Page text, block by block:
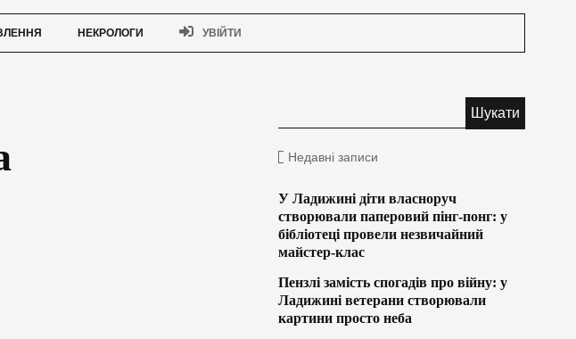
НЕКРОЛОГИ УВІЙТИ
Недавні записи
У Ладижині діти власноруч
створювали паперовий пінг-понг: у
бібліотеці провели незвичайний
майстер-клас
Пензлі замість спогадів про війну: у
Ладижині ветерани створювали
картини просто неба